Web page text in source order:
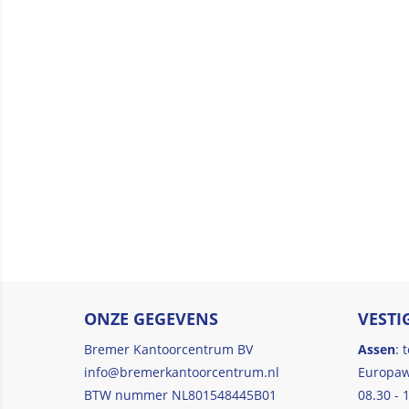
ONZE GEGEVENS
Bremer Kantoorcentrum BV
info@bremerkantoorcentrum.nl
BTW nummer NL801548445B01
Assen:
08.30 -